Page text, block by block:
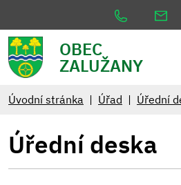
OBEC
ZALUŽANY
Úvodní stránka Úřad Úřední
Úřední deska